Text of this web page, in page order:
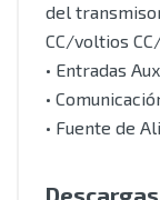
del
CC/voltios
• Entradas
•
• Fuente de
Descargas